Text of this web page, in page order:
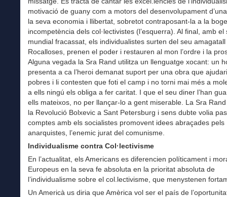
motivació de guany com a motors del desenvolupament
la seva economia i llibertat, sobretot contraposant-la a la
incompetència dels col·lectivistes (l’esquerra). Al final, amb el
mundial fracassat, els individualistes surten del seu
Rocalloses, prenen el poder i restauren al mon l’ordre i la
Alguna vegada la Sra Rand utilitza un llenguatge xocant: un
presenta a ca l’heroi demanat suport per una obra que
pobres i li contesten que foti el camp i no torni mai més a
a ells ningú els obliga a fer caritat. I que el seu diner l’han
ells mateixos, no per llançar-lo a gent miserable. La Sra
la Revolució Bolxevic a Sant Petersburg i sens dubte volia
comptes amb els socialistes promovent idees abraçades pels
anarquistes, l’enemic jurat del comunisme.
Individualisme contra Col·lectivisme
En l’actualitat, els Americans es diferencien políticament i
Europeus en la seva fe absoluta en la prioritat absoluta de
l’individualisme sobre el col.lectivisme, que menystenen
Un Americà us diria que Amèrica vol ser el país de